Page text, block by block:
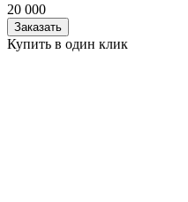
20 000
Заказать
Купить в один клик